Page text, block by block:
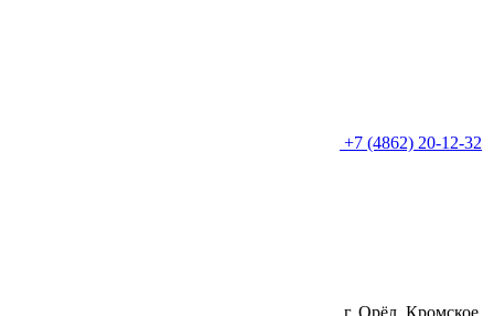
+7 (4862) 20-12-32
г. Орёл, Кромское